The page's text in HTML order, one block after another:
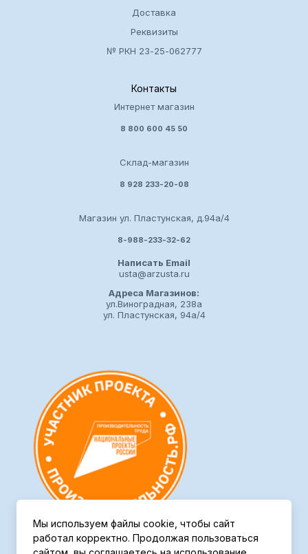
Доставка
Реквизиты
№ РКН 23-25-062777
Контакты
Интернет магазин
8 800 600 45 50
Склад-магазин
8 928 233-20-08
Магазин ул. Пластунская, д.94а/4
8-988-233-32-62
Написать Email
usta@arzusta.ru
Адреса Магазинов:
ул.Виноградная, 238а
ул. Пластунская, 94а/4
Мы используем файлы cookie, чтобы сайт
работал корректно. Продолжая пользоваться